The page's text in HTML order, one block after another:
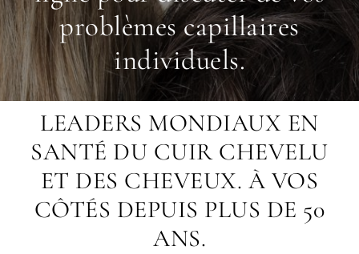
problèmes capillaires
individuels.
LEADERS MONDIAUX EN
SANTÉ DU CUIR CHEVELU
ET DES CHEVEUX. À VOS
CÔTÉS DEPUIS PLUS DE 50
ANS.